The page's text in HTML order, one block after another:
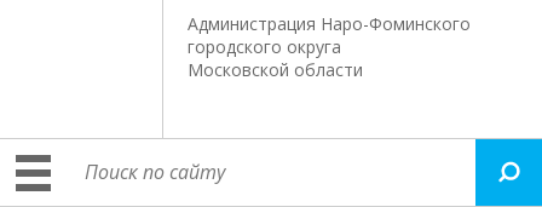
Администрация Наро-Фоминского
городского округа
Московской области